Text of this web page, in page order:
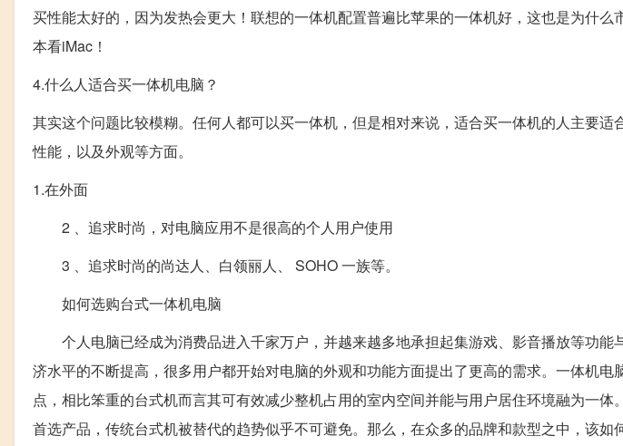
买性能太好的，因为发热会更大！联想的一体机配置普遍比苹果的一体机好，这也是为什
本看iMac！
4.什么人适合买一体机电脑？
其实这个问题比较模糊。任何人都可以买一体机，但是相对来说，适合买一体机的人主要
性能，以及外观等方面。
1.在外面
2 、追求时尚，对电脑应用不是很高的个人用户使用
3 、追求时尚的尚达人、白领丽人、 SOHO 一族等。
如何选购台式一体机电脑
个人电脑已经成为消费品进入千家万户，并越来越多地承担起集游戏、影音播放等功能
济水平的不断提高，很多用户都开始对电脑的外观和功能方面提出了更高的需求。一体机
点，相比笨重的台式机而言其可有效减少整机占用的室内空间并能与用户居住环境融为一
首选产品，传统台式机被替代的趋势似乎不可避免。那么，在众多的品牌和款型之中，该